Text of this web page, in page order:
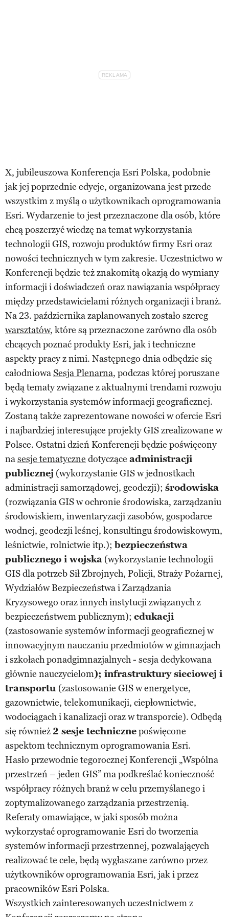
X, jubileuszowa Konferencja Esri Polska, podobnie
jak jej poprzednie edycje, organizowana jest przede
wszystkim z myślą o użytkownikach oprogramowania
Esri. Wydarzenie to jest przeznaczone dla osób, które
chcą poszerzyć wiedzę na temat wykorzystania
technologii GIS, rozwoju produktów firmy Esri oraz
nowości technicznych w tym zakresie. Uczestnictwo w
Konferencji będzie też znakomitą okazją do wymiany
informacji i doświadczeń oraz nawiązania współpracy
między przedstawicielami różnych organizacji i branż.
Na 23. października zaplanowanych zostało szereg
warsztatów, które są przeznaczone zarówno dla osób
chcących poznać produkty Esri, jak i techniczne
aspekty pracy z nimi. Następnego dnia odbędzie się
całodniowaSesja Plenarna, podczas której poruszane
będą tematy związane z aktualnymi trendami rozwoju
i wykorzystania systemów informacji geograficznej.
Zostaną także zaprezentowane nowości w ofercie Esri
i najbardziej interesujące projekty GIS zrealizowane w
Polsce. Ostatni dzień Konferencji będzie poświęcony
nasesje tematyczne dotyczące administracji
publicznej (wykorzystanie GIS w jednostkach
administracji samorządowej, geodezji); środowiska
(rozwiązania GIS w ochronie środowiska, zarządzaniu
środowiskiem, inwentaryzacji zasobów, gospodarce
wodnej, geodezji leśnej, konsultingu środowiskowym,
leśnictwie, rolnictwie itp.);bezpieczeństwa
publicznego i wojska (wykorzystanie technologii
GIS dla potrzeb Sił Zbrojnych, Policji, Straży Pożarnej,
Wydziałów Bezpieczeństwa i Zarządzania
Kryzysowego oraz innych instytucji związanych z
bezpieczeństwem publicznym); edukacji
(zastosowanie systemów informacji geograficznej w
innowacyjnym nauczaniu przedmiotów w gimnazjach
i szkołach ponadgimnazjalnych - sesja dedykowana
głównie nauczycielom); infrastruktury sieciowej i
transportu (zastosowanie GIS w energetyce,
gazownictwie, telekomunikacji, ciepłownictwie,
wodociągach i kanalizacji oraz w transporcie). Odbędą
się również 2 sesje technicznepoświęcone
aspektom technicznym oprogramowania Esri.
Hasło przewodnie tegorocznej Konferencji „Wspólna
przestrzeń – jeden GIS” ma podkreślać konieczność
współpracy różnych branż w celu przemyślanego i
zoptymalizowanego zarządzania przestrzenią.
Referaty omawiające, w jaki sposób można
wykorzystać oprogramowanie Esri do tworzenia
systemów informacji przestrzennej, pozwalających
realizować te cele, będą wygłaszane zarówno przez
użytkowników oprogramowania Esri, jak i przez
pracowników Esri Polska.
Wszystkich zainteresowanych uczestnictwem z